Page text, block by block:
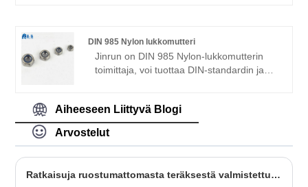
laatutoimittaja.
DIN 985 Nylon lukkomutteri
Jinrun on DIN 985 Nylon-lukkomutterin
toimittaja, voi tuottaa DIN-standardin ja
nailonlukkomutterin valmistaja.
Aiheeseen Liittyvä Blogi
Arvostelut
Ratkaisuja ruostumattomasta teräksestä valmistettujen ruuvien löystymisen estämiseen